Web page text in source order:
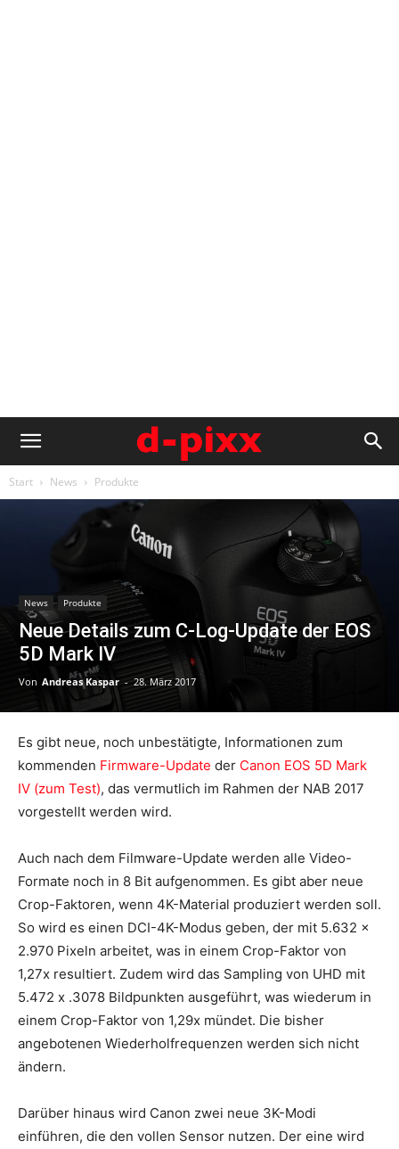
Start News Produkte
News Produkte
Neue Details zum C-Log-Update der EOS
5D Mark IV
Von Andreas Kaspar - 28. März 2017
Es gibt neue, noch unbestätigte, Informationen zum
kommenden Firmware-Update der Canon EOS 5D Mark
IV (zum Test), das vermutlich im Rahmen der NAB 2017
vorgestellt werden wird.
Auch nach dem Filmware-Update werden alle Video-
Formate noch in 8 Bit aufgenommen. Es gibt aber neue
Crop-Faktoren, wenn 4K-Material produziert werden soll.
So wird es einen DCI-4K-Modus geben, der mit 5.632 x
2.970 Pixeln arbeitet, was in einem Crop-Faktor von
1,27x resultiert. Zudem wird das Sampling von UHD mit
5.472 x .3078 Bildpunkten ausgeführt, was wiederum in
einem Crop-Faktor von 1,29x mündet. Die bisher
angebotenen Wiederholfrequenzen werden sich nicht
ändern.
Darüber hinaus wird Canon zwei neue 3K-Modi
einführen, die den vollen Sensor nutzen. Der eine wird